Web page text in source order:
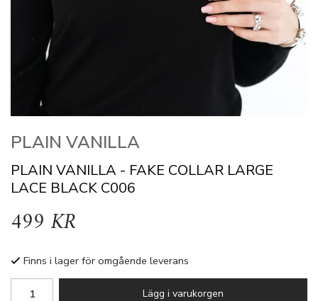
PLAIN VANILLA
PLAIN VANILLA - FAKE COLLAR LARGE
LACE BLACK C006
499 KR
Finns i lager för omgående leverans
Lägg i varukorgen